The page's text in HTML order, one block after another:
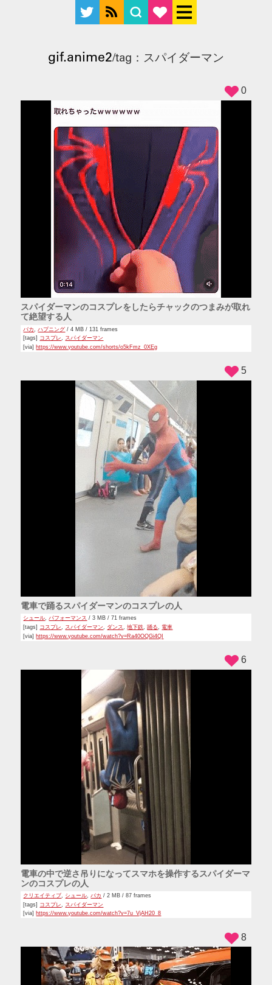
gif.anime2/tag：スパイダーマン
スパイダーマンのコスプレをしたらチャックのつまみが取れ
て絶望する人
バカ ,ハプニング / 4 MB / 131 frames
[tags] コスプレ, スパイダーマン
[via] https://www.youtube.com/shorts/o5kFmz_0XEg
0
電車で踊るスパイダーマンのコスプレの人
シュール,パフォーマンス / 3 MB / 71 frames
[tags] コスプレ, スパイダーマン, ダンス,地下鉄,踊る, 電車
[via] https://www.youtube.com/watch?v=Ra40OQGi4QI
5
電車の中で逆さ吊りになってスマホを操作するスパイダーマ
ンのコスプレの人
クリエイティブ, シュール,バカ / 2 MB / 87 frames
[tags] コスプレ
スパイダーマン
[via] https://www.youtube.com/watch?v=7u_VjAH20_8
6
8